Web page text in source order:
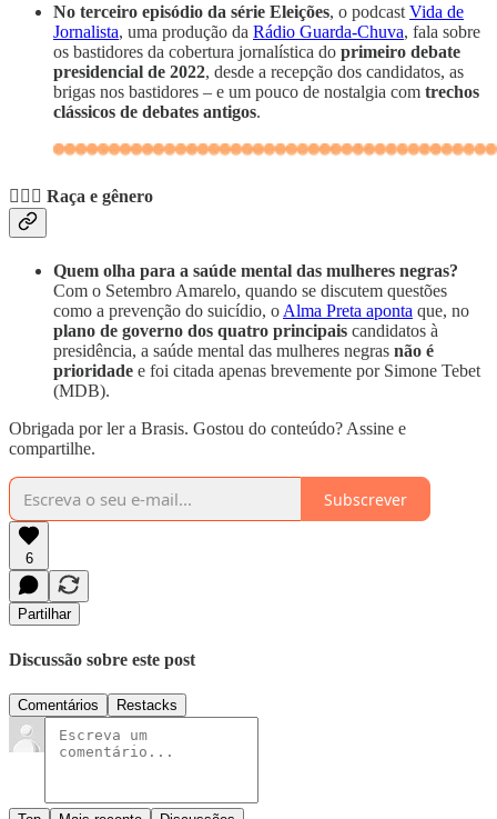
No terceiro episódio da série Eleições, o podcast Vida de
Jornalista, uma produção da Rádio Guarda-Chuva, fala sobre
os bastidores da cobertura jornalística do primeiro debate
presidencial de 2022, desde a recepção dos candidatos, as
brigas nos bastidores – e um pouco de nostalgia com trechos
clássicos de debates antigos.
🙋🏾‍♀️ Raça e gênero
Quem olha para a saúde mental das mulheres negras?
Com o Setembro Amarelo, quando se discutem questões
como a prevenção do suicídio, o Alma Preta aponta que, no
plano de governo dos quatro principais candidatos à
presidência, a saúde mental das mulheres negras não é
prioridade e foi citada apenas brevemente por Simone Tebet
(MDB).
Obrigada por ler a Brasis. Gostou do conteúdo? Assine e
compartilhe.
Subscrever
6
Partilhar
Discussão sobre este post
Comentários Restacks